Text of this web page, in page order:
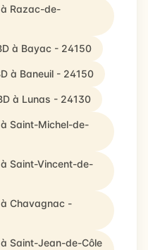
Razac-de-
à Bayac - 24150
à Baneuil - 24150
à Lunas - 24130
Saint-Michel-de-
Saint-Vincent-de-
Chavagnac -
Saint-Jean-de-Côle